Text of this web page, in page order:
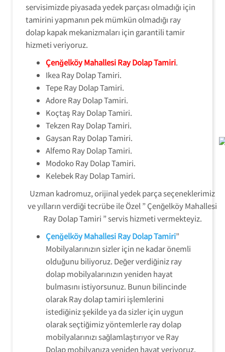
servisimizde piyasada yedek parçası olmadığı için
tamirini yapmanın pek mümkün olmadığı ray
dolap kapak mekanizmaları için garantili tamir
hizmeti veriyoruz.
Çenğelköy Mahallesi Ray Dolap Tamiri.
Ikea Ray Dolap Tamiri.
Tepe Ray Dolap Tamiri.
Adore Ray Dolap Tamiri.
Koçtaş Ray Dolap Tamiri.
Tekzen Ray Dolap Tamiri.
Gaysan Ray Dolap Tamiri.
Alfemo Ray Dolap Tamiri.
Modoko Ray Dolap Tamiri.
Kelebek Ray Dolap Tamiri.
Uzman kadromuz, orijinal yedek parça seçeneklerimiz
ve yılların verdiği tecrübe ile Özel ” Çenğelköy Mahallesi
Ray Dolap Tamiri ” servis hizmeti vermekteyiz.
Çenğelköy Mahallesi Ray Dolap Tamiri”
Mobilyalarınızın sizler için ne kadar önemli
olduğunu biliyoruz. Değer verdiğiniz ray
dolap mobilyalarınızın yeniden hayat
bulmasını istiyorsunuz. Bunun bilincinde
olarak Ray dolap tamiri işlemlerini
istediğiniz şekilde ya da sizler için uygun
olarak seçtiğimiz yöntemlerle ray dolap
mobilyalarınızı sağlamlaştırıyor ve Ray
Dolap mobilyanıza yeniden hayat veriyoruz.